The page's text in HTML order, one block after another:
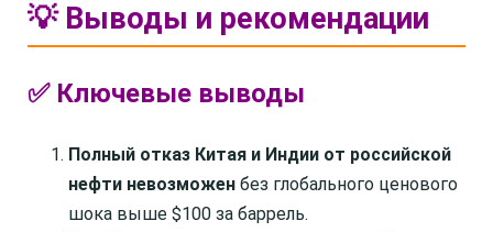
💡 Выводы и рекомендации
✅ Ключевые выводы
Полный отказ Китая и Индии от российской
нефти невозможен без глобального ценового
шока выше $100 за баррель.